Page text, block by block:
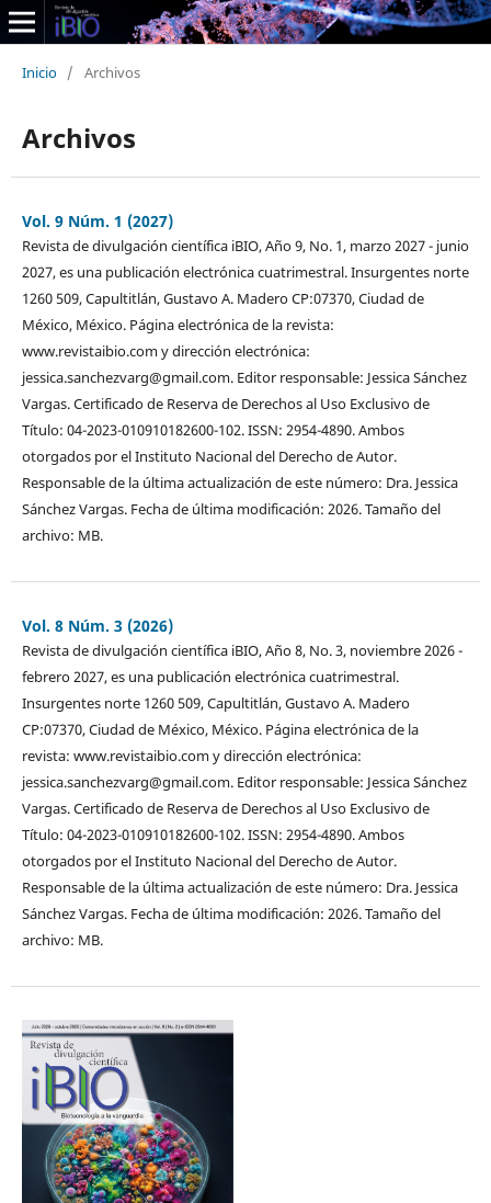
Inicio / Archivos
Archivos
Vol. 9 Núm. 1 (2027)
Revista de divulgación científica iBIO, Año 9, No. 1, marzo 2027 - junio
2027, es una publicación electrónica cuatrimestral. Insurgentes norte
1260 509, Capultitlán, Gustavo A. Madero CP:07370, Ciudad de
México, México. Página electrónica de la revista:
www.revistaibio.com y dirección electrónica:
jessica.sanchezvarg@gmail.com. Editor responsable: Jessica Sánchez
Vargas. Certificado de Reserva de Derechos al Uso Exclusivo de
Título: 04-2023-010910182600-102. ISSN: 2954-4890. Ambos
otorgados por el Instituto Nacional del Derecho de Autor.
Responsable de la última actualización de este número: Dra. Jessica
Sánchez Vargas. Fecha de última modificación: 2026. Tamaño del
archivo: MB.
Vol. 8 Núm. 3 (2026)
Revista de divulgación científica iBIO, Año 8, No. 3, noviembre 2026 -
febrero 2027, es una publicación electrónica cuatrimestral.
Insurgentes norte 1260 509, Capultitlán, Gustavo A. Madero
CP:07370, Ciudad de México, México. Página electrónica de la
revista: www.revistaibio.com y dirección electrónica:
jessica.sanchezvarg@gmail.com. Editor responsable: Jessica Sánchez
Vargas. Certificado de Reserva de Derechos al Uso Exclusivo de
Título: 04-2023-010910182600-102. ISSN: 2954-4890. Ambos
otorgados por el Instituto Nacional del Derecho de Autor.
Responsable de la última actualización de este número: Dra. Jessica
Sánchez Vargas. Fecha de última modificación: 2026. Tamaño del
archivo: MB.